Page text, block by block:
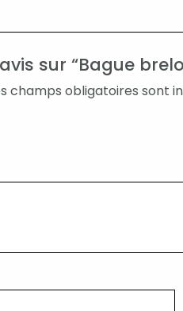
sur “Bague
champs obligatoires sont